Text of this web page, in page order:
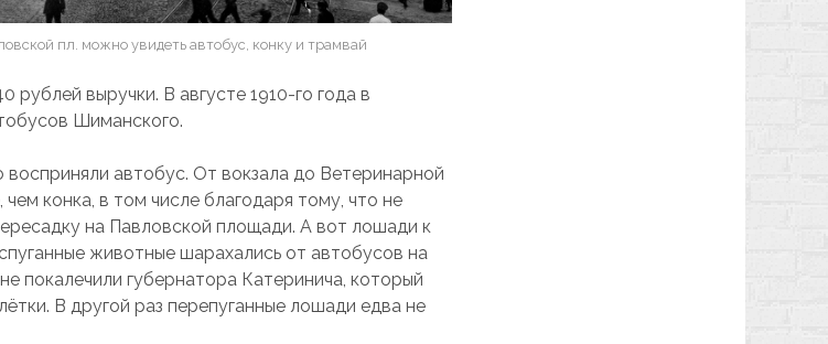
пл. можно увидеть автобус, конку и трамвай
рублей выручки. В августе 1910-го года в
Шиманского.
восприняли автобус. От вокзала до Ветеринарной
конка, в том числе благодаря тому, что не
на Павловской площади. А вот лошади к
животные шарахались от автобусов на
покалечили губернатора Катеринича, который
В другой раз перепуганные лошади едва не